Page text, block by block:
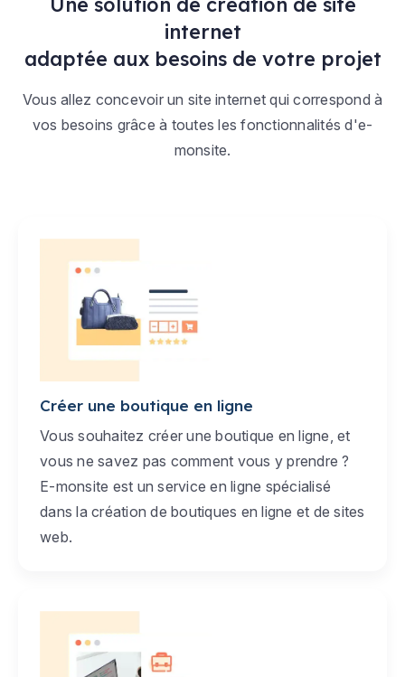
internet
adaptée aux besoins de votre projet
Vous allez concevoir un site internet qui correspond à
vos besoins grâce à toutes les fonctionnalités d'e-
monsite.
Créer une boutique en ligne
Vous souhaitez créer une boutique en ligne, et
vous ne savez pas comment vous y prendre ?
E-monsite est un service en ligne spécialisé
dans la création de boutiques en ligne et de sites
web.